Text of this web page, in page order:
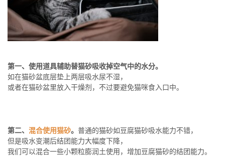
第一、使用道具辅助替猫砂吸收掉空气中的水分。
如在猫砂盆底层垫上两层吸水尿不湿，
或者在猫砂盆里放入干燥剂，不过要避免猫咪食入口中。
第二、 混合使用猫砂。 普通的猫砂如豆腐猫砂吸水能力不错，
但是吸水变潮后结团能力大幅度下降，
我们可以混合一些小颗粒膨润土使用，增加豆腐猫砂的结团能力。